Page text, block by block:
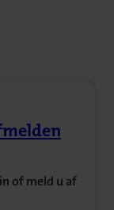
of meld u af